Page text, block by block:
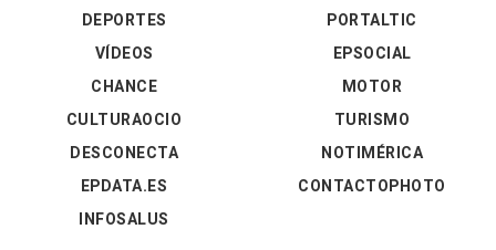
DEPORTES
VÍDEOS
PORTALTIC
EPSOCIAL
CHANCE
CULTURAOCIO
DESCONECTA
EPDATA.ES
INFOSALUS
MOTOR
TURISMO
NOTIMÉRICA
CONTACTOPHOTO